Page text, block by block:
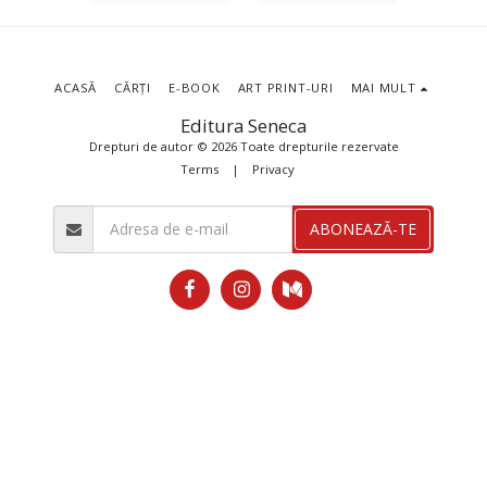
Editura Seneca
Drepturi de autor © 2026 Toate drepturile rezervate
Terms| Privacy
ACASĂ CĂRȚI E-BOOK ART PRINT-URI MAI MULT
ABONEAZĂ-TE